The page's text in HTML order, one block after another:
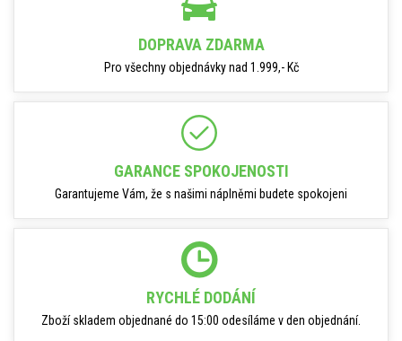
DOPRAVA ZDARMA
Pro všechny objednávky nad 1.999,- Kč
GARANCE SPOKOJENOSTI
Garantujeme Vám, že s našimi náplněmi budete spokojeni
RYCHLÉ DODÁNÍ
Zboží skladem objednané do 15:00 odesíláme v den objednání.